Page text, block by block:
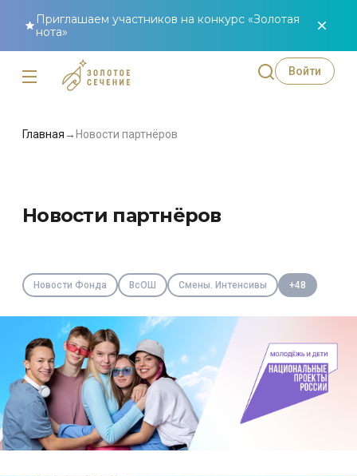
Приглашаем участников на конкурс «Золотая
нота»
Войти
Главная → Новости партнёров
Новости партнёров
Новости Фонда ВсОШ Смены. Интенсивы +48